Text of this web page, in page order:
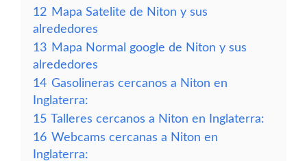
12 Mapa Satelite de Niton y sus
alrededores
13 Mapa Normal google de Niton y sus
alrededores
14 Gasolineras cercanos a Niton en
Inglaterra:
15 Talleres cercanos a Niton en Inglaterra:
16 Webcams cercanas a Niton en
Inglaterra: